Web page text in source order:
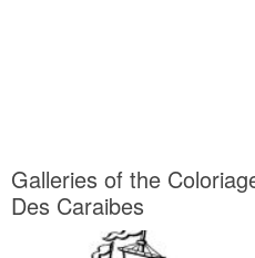
Galleries of the
Des Caraibes